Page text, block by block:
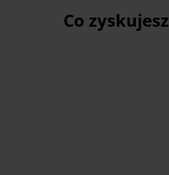
Co zyskujesz